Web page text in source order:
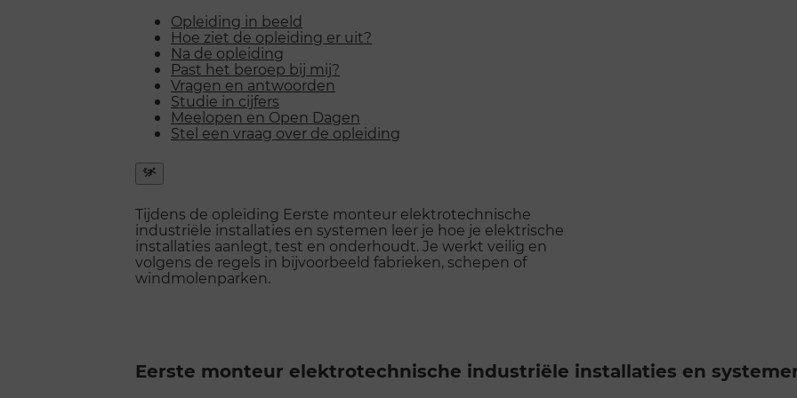
Opleiding in beeld
Hoe ziet de opleiding er uit?
Na de opleiding
Past het beroep bij mij?
Vragen en antwoorden
Studie in cijfers
Meelopen en Open Dagen
Stel een vraag over de opleiding
Snel
naar
menu
openen
Tijdens de opleiding Eerste monteur elektrotechnische
industriële installaties en systemen leer je hoe je elektrische
installaties aanlegt, test en onderhoudt. Je werkt veilig en
volgens de regels in bijvoorbeeld fabrieken, schepen of
windmolenparken.
Eerste monteur elektrotechnische industriële installaties en